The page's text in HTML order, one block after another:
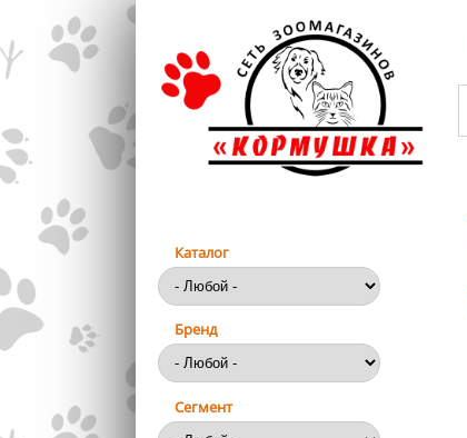
Перейти к основному содержанию
Каталог
Бренд
Сегмент